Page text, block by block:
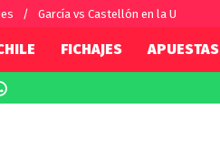
García vs Castellón en la U
FICHAJES APUESTAS